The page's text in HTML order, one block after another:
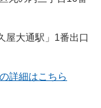
屋大通駅」1番出口
詳細はこちら